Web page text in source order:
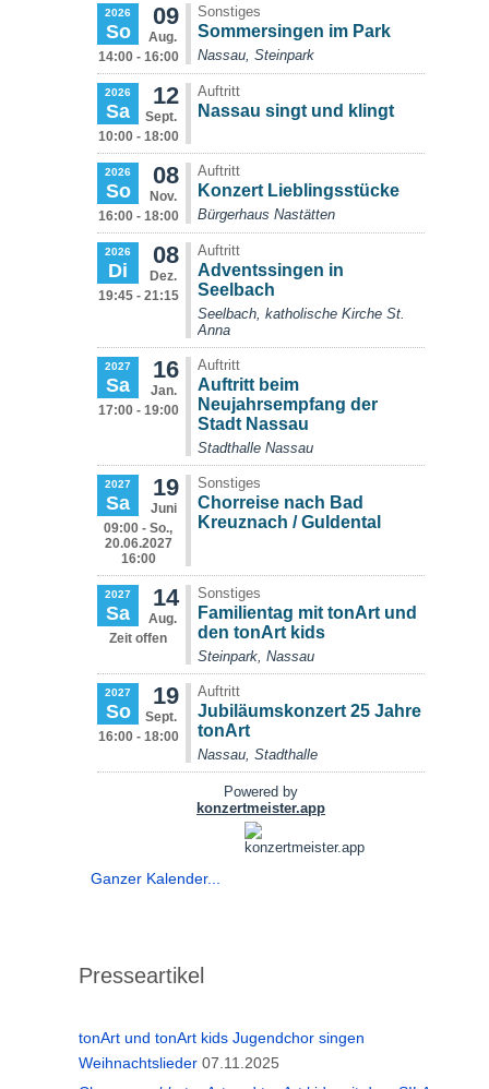
Ganzer Kalender...
Presseartikel
tonArt und tonArt kids Jugendchor singen
Weihnachtslieder 07.11.2025